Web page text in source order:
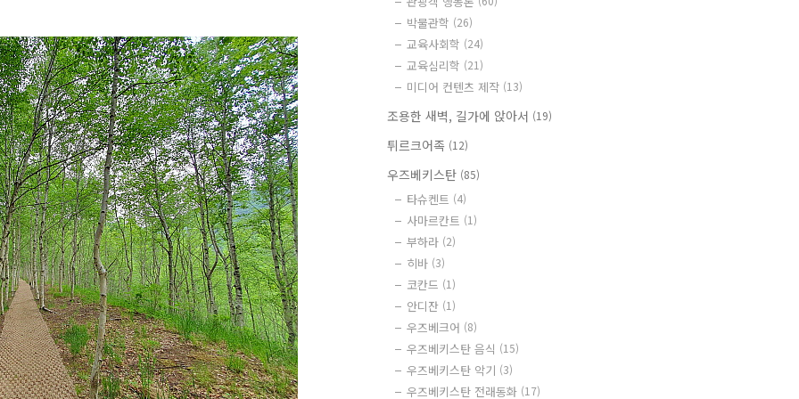
박물관학 (26)
교육사회학 (24)
교육심리학 (21)
미디어 컨텐츠 제작 (13)
조용한 새벽, 길가에 앉아서 (19)
튀르크어족 (12)
우즈베키스탄 (85)
타슈켄트 (4)
사마르칸트 (1)
부하라 (2)
히바 (3)
코칸드 (1)
안디잔 (1)
우즈베크어 (8)
우즈베키스탄 음식 (15)
우즈베키스탄 악기 (3)
우즈베키스탄 전래동화 (17)